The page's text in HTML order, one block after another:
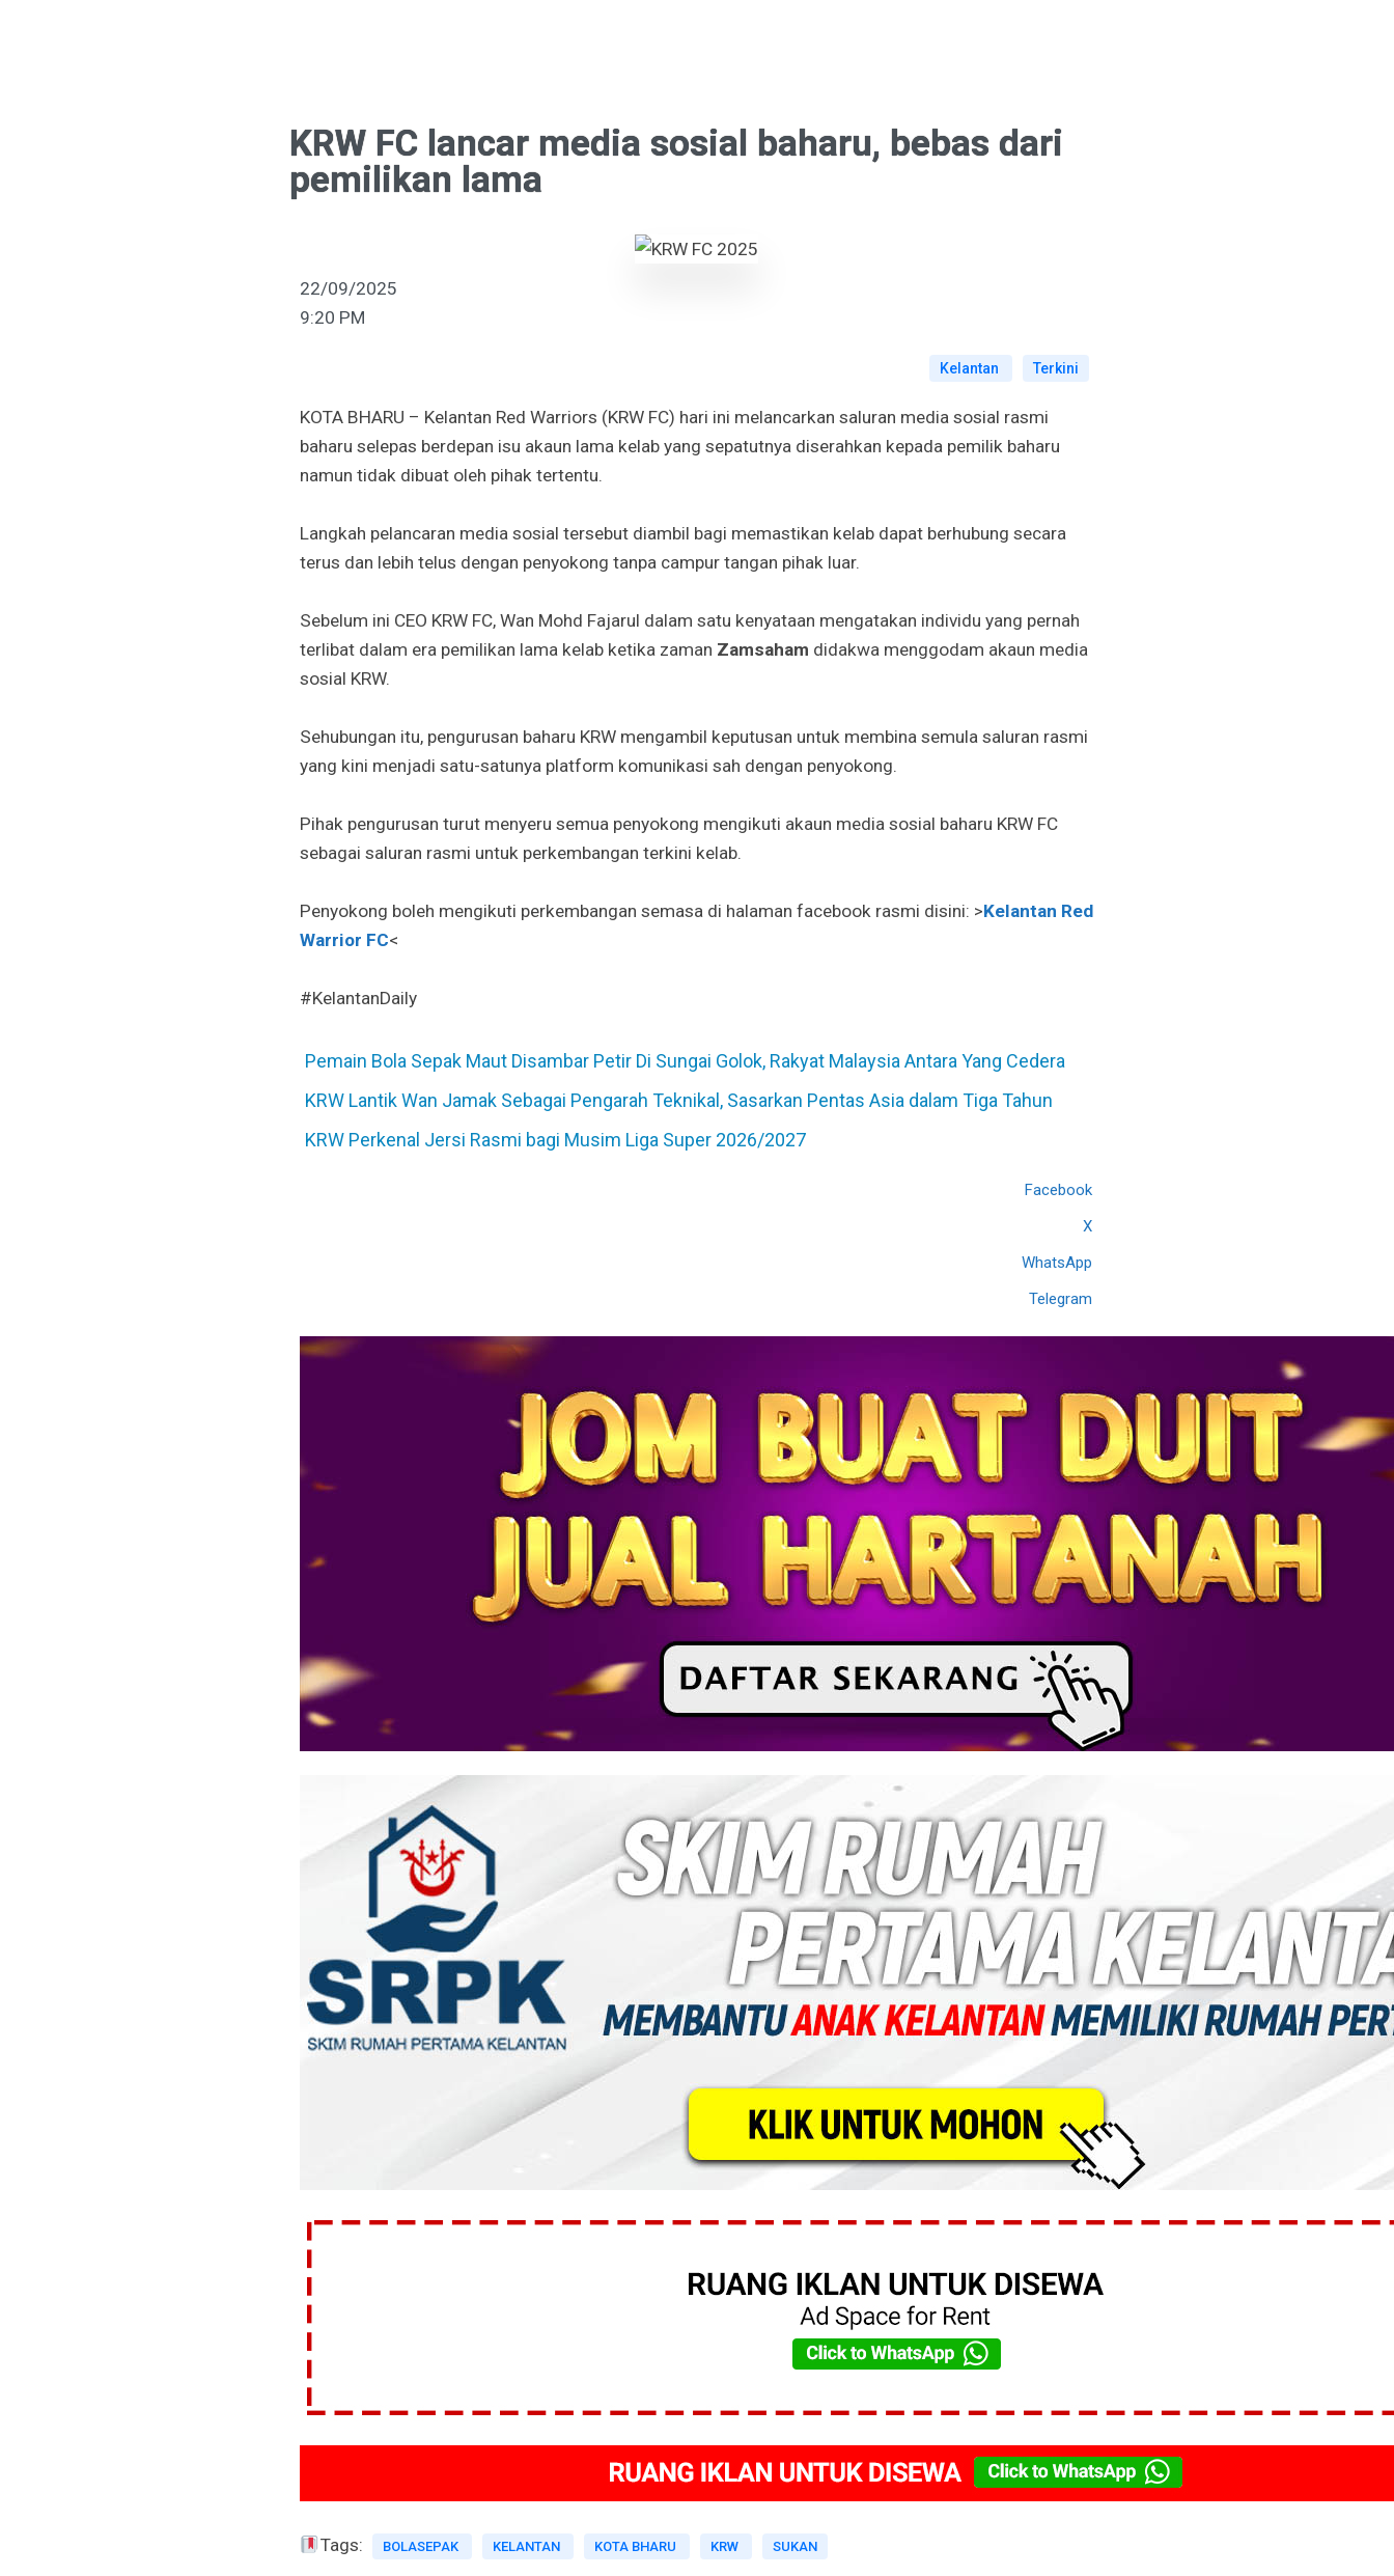
KRW FC lancar media sosial baharu, bebas dari
pemilikan lama
22/09/2025
9:20 PM
Kelantan Terkini
KOTA BHARU – Kelantan Red Warriors (KRW FC) hari ini melancarkan saluran media sosial rasmi
baharu selepas berdepan isu akaun lama kelab yang sepatutnya diserahkan kepada pemilik baharu
namun tidak dibuat oleh pihak tertentu.
Langkah pelancaran media sosial tersebut diambil bagi memastikan kelab dapat berhubung secara
terus dan lebih telus dengan penyokong tanpa campur tangan pihak luar.
Sebelum ini CEO KRW FC, Wan Mohd Fajarul dalam satu kenyataan mengatakan individu yang pernah
terlibat dalam era pemilikan lama kelab ketika zaman Zamsaham didakwa menggodam akaun media
sosial KRW.
Sehubungan itu, pengurusan baharu KRW mengambil keputusan untuk membina semula saluran rasmi
yang kini menjadi satu-satunya platform komunikasi sah dengan penyokong.
Pihak pengurusan turut menyeru semua penyokong mengikuti akaun media sosial baharu KRW FC
sebagai saluran rasmi untuk perkembangan terkini kelab.
Penyokong boleh mengikuti perkembangan semasa di halaman facebook rasmi disini: >Kelantan Red
Warrior FC<
#KelantanDaily
Pemain Bola Sepak Maut Disambar Petir Di Sungai Golok, Rakyat Malaysia Antara Yang Cedera
KRW Lantik Wan Jamak Sebagai Pengarah Teknikal, Sasarkan Pentas Asia dalam Tiga Tahun
KRW Perkenal Jersi Rasmi bagi Musim Liga Super 2026/2027
Facebook
X
WhatsApp
Telegram
Tags: BOLASEPAK KELANTAN KOTA BHARU KRW SUKAN